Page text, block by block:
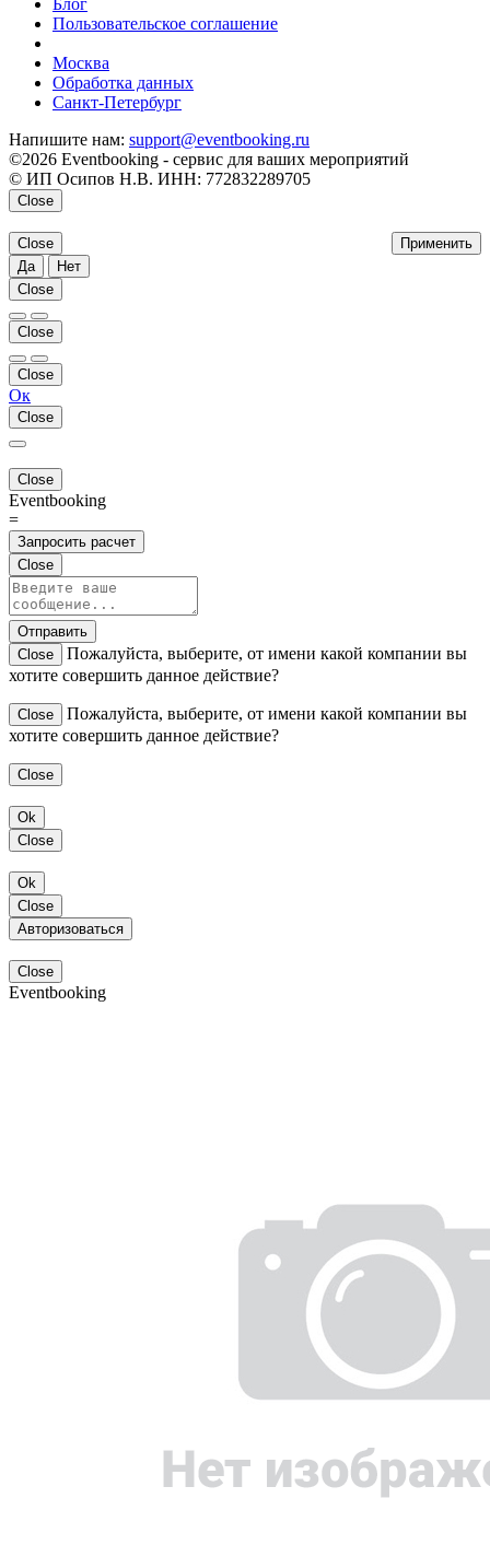
Блог
Пользовательское соглашение
Москва
Обработка данных
Санкт-Петербург
Напишите нам: support@eventbooking.ru
©2026 Eventbooking - сервис для ваших мероприятий
© ИП Осипов Н.В. ИНН: 772832289705
Close
Применить
Close
Да
Нет
Close
Close
Close
Ок
Close
Close
Eventbooking
=
Запросить расчет
Close
Отправить
Close
Пожалуйста, выберите, от имени какой компании вы
хотите совершить данное действие?
Close
Пожалуйста, выберите, от имени какой компании вы
хотите совершить данное действие?
Close
Ok
Close
Ok
Close
Авторизоваться
Close
Eventbooking